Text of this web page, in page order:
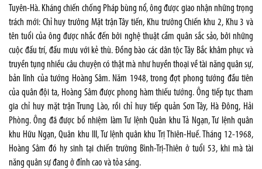
Tuyên-Hà. Kháng chiến chống Pháp bùng nổ, ông được giao nhận những trọng
trách mới: Chỉ huy trưởng Mặt trận Tây tiến, Khu trưởng Chiến khu 2, Khu 3 và
tên tuổi của ông được nhắc đến bởi nghệ thuật cầm quân sắc sảo, bởi những
cuộc đấu trí, đấu mưu với kẻ thù. Đồng bào các dân tộc Tây Bắc khâm phục và
truyền tụng nhiều câu chuyện có thật mà như huyền thoại về tài năng quân sự,
bản lĩnh của tướng Hoàng Sâm. Năm 1948, trong đợt phong tướng đầu tiên
của quân đội ta, Hoàng Sâm được phong hàm thiếu tướng. Ông tiếp tục tham
gia chỉ huy mặt trận Trung Lào, rồi chỉ huy tiếp quản Sơn Tây, Hà Đông, Hải
Phòng. Ông đã được bổ nhiệm làm Tư lệnh Quân khu Tả Ngạn, Tư lệnh quân
khu Hữu Ngạn, Quân khu III, Tư lệnh quân khu Trị Thiên-Huế. Tháng 12-1968,
Hoàng Sâm đó hy sinh tại chiến trường Bình-Trị-Thiên ở tuổi 53, khi mà tài
năng quân sự đang ở đỉnh cao và tỏa sáng.